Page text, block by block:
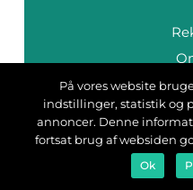
På vores website
indstillinger, statistik og
annoncer. Denne
fortsat brug af websiden
Ok